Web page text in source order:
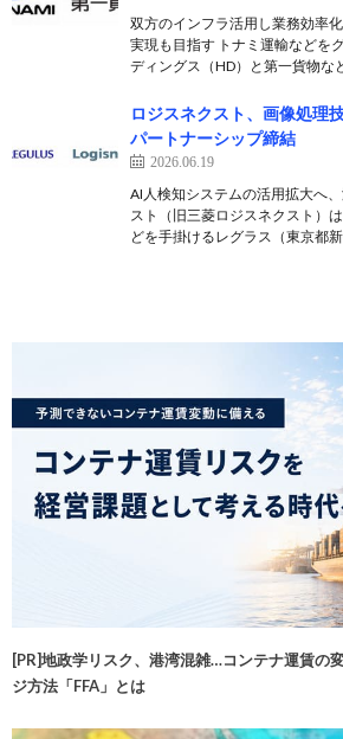
双方のインフラ活用し業務効率
実現も目指す トナミ運輸などを
ディングス（HD）と第一貨物な
ロジスネクスト、画像処理
パートナーシップ締結
2026.06.19
AI人検知システムの活用拡大へ
スト（旧三菱ロジスネクスト）
どを手掛けるレグラス（東京都
[PR]地政学リスク、港湾混雑…コンテナ運賃の
ジ方法「FFA」とは